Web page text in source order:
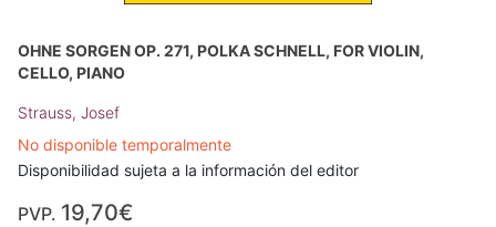
OHNE SORGEN OP. 271, POLKA SCHNELL, FOR VIOLIN,
CELLO, PIANO
Strauss, Josef
No disponible temporalmente
Disponibilidad sujeta a la información del editor
PVP. 19,70€